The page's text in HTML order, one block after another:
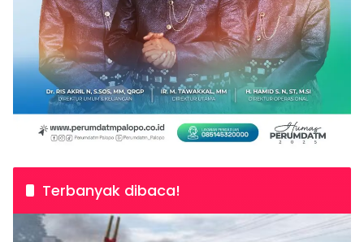
Terbanyak dibaca!